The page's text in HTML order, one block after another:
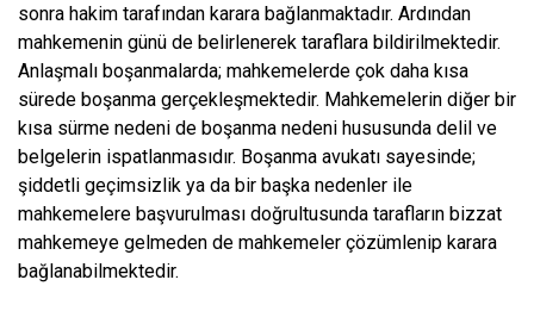
sonra hakim tarafından karara bağlanmaktadır. Ardından
mahkemenin günü de belirlenerek taraflara bildirilmektedir.
Anlaşmalı boşanmalarda; mahkemelerde çok daha kısa
sürede boşanma gerçekleşmektedir. Mahkemelerin diğer bir
kısa sürme nedeni de boşanma nedeni hususunda delil ve
belgelerin ispatlanmasıdır. Boşanma avukatı sayesinde;
şiddetli geçimsizlik ya da bir başka nedenler ile
mahkemelere başvurulması doğrultusunda tarafların bizzat
mahkemeye gelmeden de mahkemeler çözümlenip karara
bağlanabilmektedir.